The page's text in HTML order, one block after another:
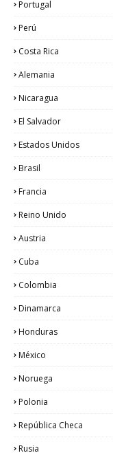
Portugal
Perú
Costa Rica
Alemania
Nicaragua
El Salvador
Estados Unidos
Brasil
Francia
Reino Unido
Austria
Cuba
Colombia
Dinamarca
Honduras
México
Noruega
Polonia
República Checa
Rusia